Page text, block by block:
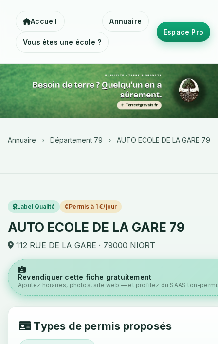
Accueil Annuaire
Vous êtes une école ?
Espace Pro
Annuaire › Département 79 › AUTO ECOLE DE LA GARE 79
Label Qualité Permis à 1 €/jour
AUTO ECOLE DE LA GARE 79
112 RUE DE LA GARE · 79000 NIORT
Revendiquer cette fiche gratuitement
Ajoutez horaires, photos, site web — et profitez du SAAS ton-
Types de permis proposés